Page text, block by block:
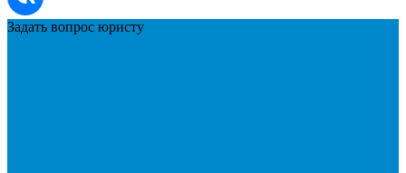
Задать вопрос юристу